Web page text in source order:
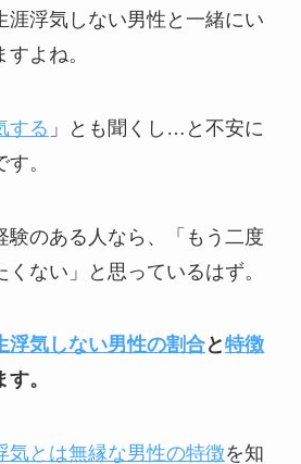
涯浮気しない男性と一緒にい
よね。
する 」とも聞くし…と不安に
。
験のある人なら、「もう二度
ない」と思っているはず。
浮気しない男性の割合と特徴
。
気とは無縁な男性の特徴を知